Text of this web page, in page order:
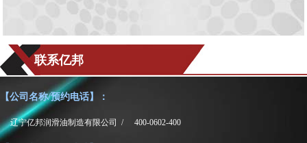
联系亿邦
【公司名称/预约电话】：
辽宁亿邦润滑油制造有限公司 / 400-0602-400